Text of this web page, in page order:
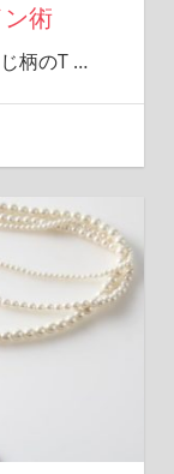
術
柄のT …